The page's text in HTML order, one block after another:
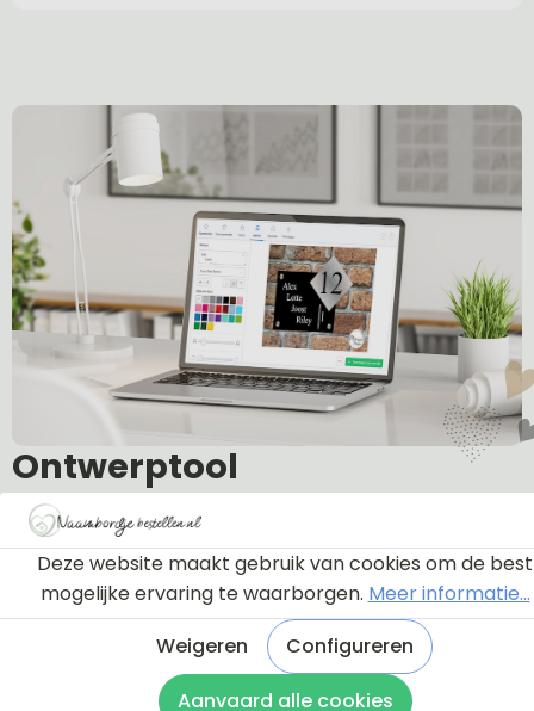
Ontwerptool
Via onderstaande knop komt u bij een instructie en
een tutorial die u een rondleiding geeft door de
ontwerptool. Hierdoor weet u precies hoe u zelf uw
naambordje helemaal kunt aanpassen en naar uw
eigen smaak kunt ontwerpen.
Deze website maakt gebruik van cookies om de best
mogelijke ervaring te waarborgen. Meer informatie...
Weigeren
Configureren
Aanvaard alle cookies